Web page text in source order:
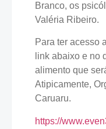
Branco, os
Valéria Ribeiro.
Para ter acesso
link abaixo e no
alimento que
Atipicamente,
Caruaru.
https://